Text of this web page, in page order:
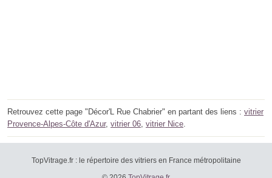
Retrouvez cette page "Décor'L Rue Chabrier" en partant des liens : vitrier
Provence-Alpes-Côte d'Azur, vitrier 06, vitrier Nice.
TopVitrage.fr : le répertoire des vitriers en France métropolitaine